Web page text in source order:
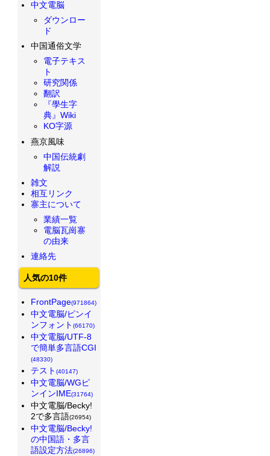
中文電脳
ダウンロー
ド
中国通俗文学
電子テキス
ト
研究関係
翻訳
『學生字
典』Wiki
KO字源
燕京風味
中国伝統劇
解説
雑文
相互リンク
寨主について
業績一覧
電脳瓦崗寨
の由来
連絡先
人気の10件
FrontPage(971864)
中文電脳/ピンイ
ンフォント (66170)
中文電脳/UTF-8
で簡単多言語CGI
(48330)
テスト (40147)
中文電脳/WGピ
ンインIME(31764)
中文電脳/Becky!
2で多言語(26954)
中文電脳/Becky!
の中国語・多言
語設定方法(26896)